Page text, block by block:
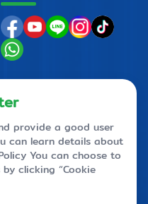
PRIVACY POLICY